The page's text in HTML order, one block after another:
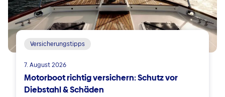
Versicherungstipps
7. August 2026
Motorboot richtig versichern: Schutz vor
Diebstahl & Schäden